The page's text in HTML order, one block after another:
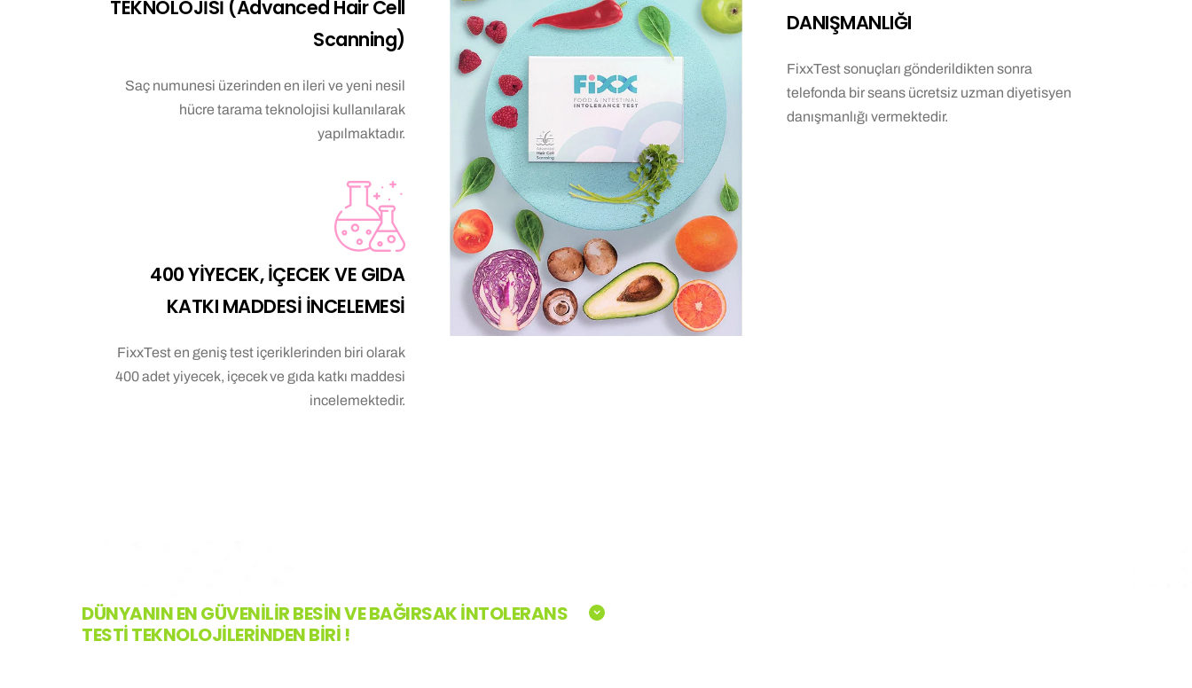
TEKNOLOJİSİ (Advanced Hair Cell
Scanning)
Saç numunesi üzerinden en ileri ve yeni nesil
hücre tarama teknolojisi kullanılarak
yapılmaktadır.
400 YİYECEK, İÇECEK VE GIDA
KATKI MADDESİ İNCELEMESİ
FixxTest en geniş test içeriklerinden biri olarak
400 adet yiyecek, içecek ve gıda katkı maddesi
incelemektedir.
DANIŞMANLIĞI
FixxTest sonuçları gönderildikten sonra
telefonda bir seans ücretsiz uzman diyetisyen
danışmanlığı vermektedir.
DÜNYANIN EN GÜVENİLİR BESİN VE BAĞIRSAK İNTOLERANS
TESTİ TEKNOLOJİLERİNDEN BİRİ !